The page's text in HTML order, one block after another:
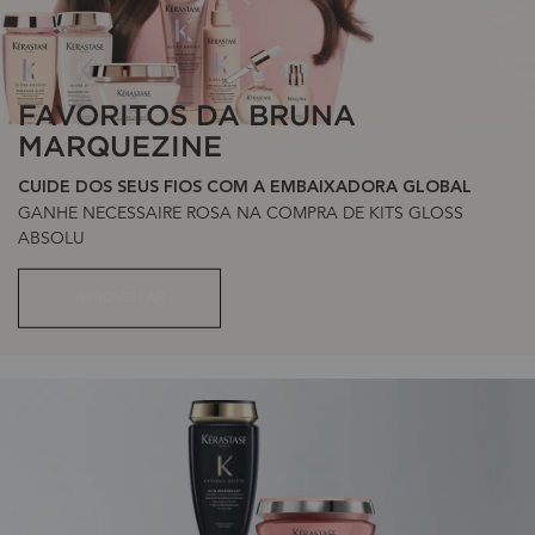
FAVORITOS DA BRUNA
MARQUEZINE
CUIDE DOS SEUS FIOS COM A EMBAIXADORA GLOBAL
GANHE NECESSAIRE ROSA NA COMPRA DE KITS GLOSS
ABSOLU